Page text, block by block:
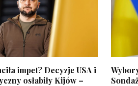
impet? Decyzje USA i
osłabiły Kijów –